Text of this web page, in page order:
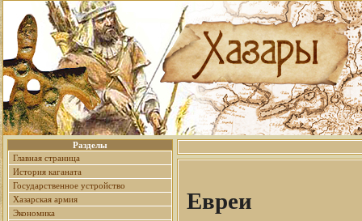
Разделы
Главная страница
История каганата
Государственное устройство
Хазарская армия
Экономика
Евреи